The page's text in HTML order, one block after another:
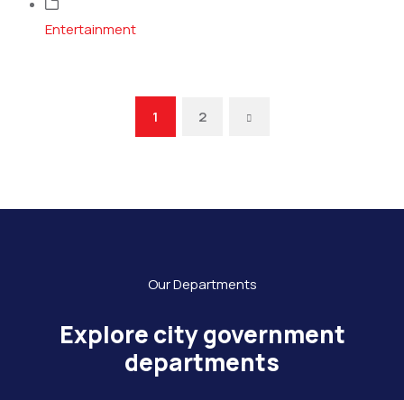
Entertainment
1 2
Our Departments
Explore city government
departments